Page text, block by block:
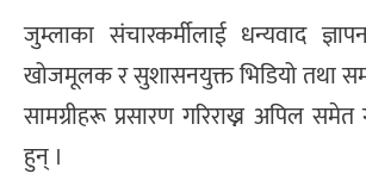
जुम्लाका संचारकर्मीलाई धन्यवाद
खोजमूलक र सुशासनयुक्त भिडियो तथा
सामग्रीहरू प्रसारण गरिराख्न अपिल समेत
हुन् ।